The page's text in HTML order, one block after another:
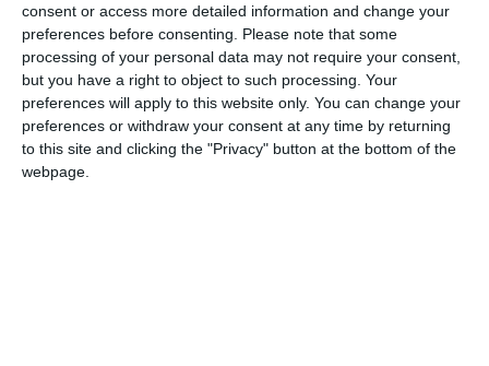
consent or access more detailed information and change your
preferences before consenting. Please note that some
processing of your personal data may not require your consent,
but you have a right to object to such processing. Your
preferences will apply to this website only. You can change your
preferences or withdraw your consent at any time by returning
to this site and clicking the "Privacy" button at the bottom of the
webpage.
Obiectivul este creșterea numărului de piloți pregătiți în
România și transformarea facilității într-un centru de